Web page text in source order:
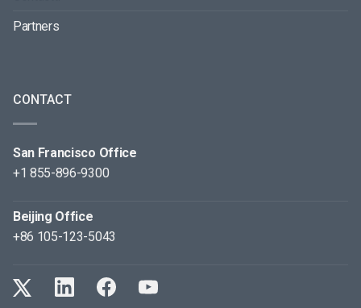
Partners
CONTACT
San Francisco Office
+1 855-896-9300
Beijing Office
+86 105-123-5043